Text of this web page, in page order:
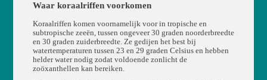
Waar koraalriffen voorkomen
Koraalriffen komen voornamelijk voor in tropische en
subtropische zeeën, tussen ongeveer 30 graden noorderbreedte
en 30 graden zuiderbreedte. Ze gedijen het best bij
watertemperaturen tussen 23 en 29 graden Celsius en hebben
helder water nodig zodat voldoende zonlicht de
zoöxanthellen kan bereiken.